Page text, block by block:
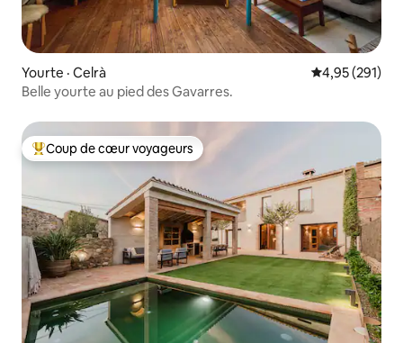
Yourte · Celrà Note
4,95 (291)
Belle yourte au pied des Gavarres.
Coup de cœur voyageurs parmi les plus aimés
Coup de cœur voyageurs